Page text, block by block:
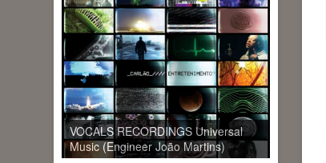
VOCALS RECORDINGS Universal
Music (Engineer João Martins)